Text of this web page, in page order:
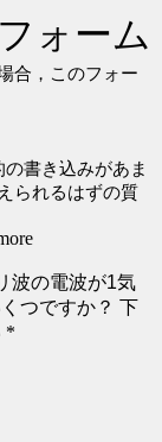
ォーム
合，このフォー
書き込みがあま
られるはずの質
波の電波が1気
つですか？ 下
*